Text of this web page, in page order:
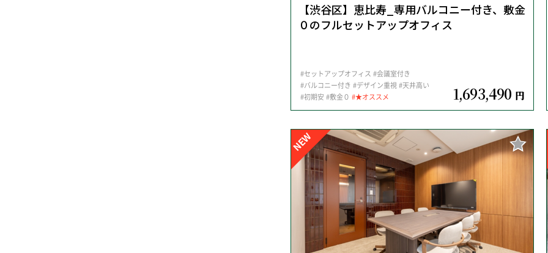
【渋谷区】恵比寿_専用バルコニー付き、敷金
０のフルセットアップオフィス
#セットアップオフィス #会議室付き
#バルコニー付き #デザイン重視#天井高い
#初期安 #敷金０ #★オススメ 1,693,490 円
NEW